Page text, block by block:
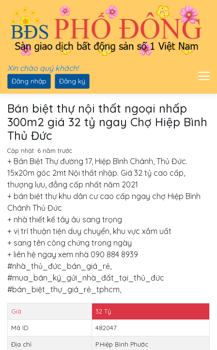
Xin chào quý khách!
Đăng nhập Đăng ký
Bán biệt thự nội thất ngoại nhấp
300m2 giá 32 tỷ ngay Chợ Hiệp Bình
Thủ Đức
Cập nhật: 6 năm trước
+ Bán Biệt Thự đường 17, Hiệp Bình Chánh, Thủ Đức.
15x20m góc 2mt Nội thất nhập. Giá 32 tỷ cao cấp,
thượng lưu, đẳng cấp nhất năm 2021
+ bán biệt thự khu dân cư cao cấp ngay chợ Hiệp Bình
Chánh Thủ Đức
+ nhà thiết kế tây âu sang trọng
+ vị trí thuận tiện duy chuyển, khu vực xầm uất
+ sang tên công chứng trong ngày
+ liên hệ ngay xem nhà 090 884 8939
#nhà_thủ_đức_bán_giá_rẻ,
#mua_bán_ký_gửi_nhà_đất_tại_thủ_đức
#bán_biệt_thự_giá_rẻ_tphcm,
Giá 32 Tỷ
Mã ID 482047
Địa chỉ P.Hiệp Bình Phước